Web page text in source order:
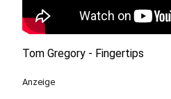
Tom Gregory - Fingertips
Anzeige